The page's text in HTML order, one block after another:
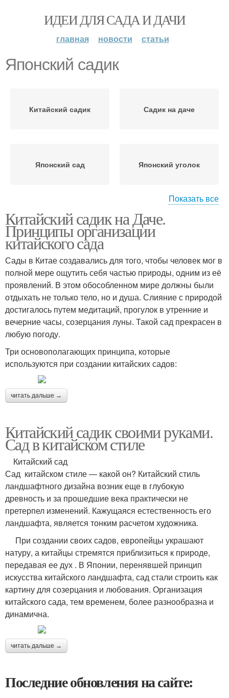
ИДЕИ ДЛЯ САДА И ДАЧИ
главная новости статьи
Японский садик
Китайский садик Садик на даче
Японский сад Японский уголок
Растения для японского
сада
Японский вид
Японский дизайн
Растения для японского
дизайна
Настольный садик
Сад в японском стиле
Показать все
Китайский садик на Даче.
Принципы организации
китайского сада
Сады в Китае создавались для того, чтобы человек мог в
полной мере ощутить себя частью природы, одним из её
проявлений. В этом обособленном мире должны были
отдыхать не только тело, но и душа. Слияние с природой
достигалось путем медитаций, прогулок в утренние и
вечерние часы, созерцания луны. Такой сад прекрасен в
любую погоду.
Три основополагающих принципа, которые
используются при создании китайских садов:
читать дальше →
Китайский садик своими руками.
Сад в китайском стиле
Китайский сад
Сад китайском стиле — какой он? Китайский стиль
ландшафтного дизайна возник еще в глубокую
древность и за прошедшие века практически не
претерпел изменений. Кажущаяся естественность его
ландшафта, является тонким расчетом художника.
При создании своих садов, европейцы украшают
натуру, а китайцы стремятся приблизиться к природе,
передавая ее дух . В Японии, перенявшей принцип
искусства китайского ландшафта, сад стали строить как
картину для созерцания и любования. Организация
китайского сада, тем временем, более разнообразна и
динамична.
читать дальше →
Последние обновления на сайте: